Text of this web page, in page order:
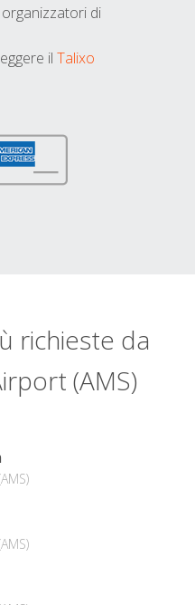
di
il Talixo
richieste da
(AMS)